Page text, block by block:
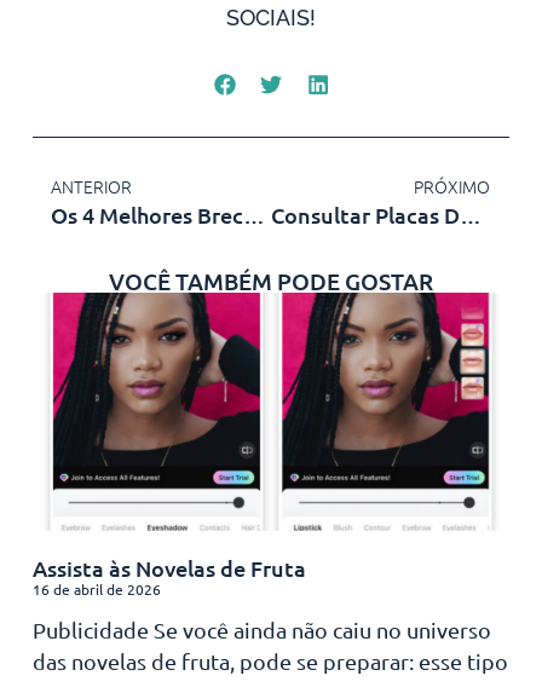
SOCIAIS!
ANTERIOR
Os 4 Melhores Brechós Online
PRÓXIMO
Consultar Placas De Veículos – Aplicativos Para Consultar Débitos E Multas
VOCÊ TAMBÉM PODE GOSTAR
Assista às Novelas de Fruta
16 de abril de 2026
Publicidade Se você ainda não caiu no universo
das novelas de fruta, pode se preparar: esse tipo